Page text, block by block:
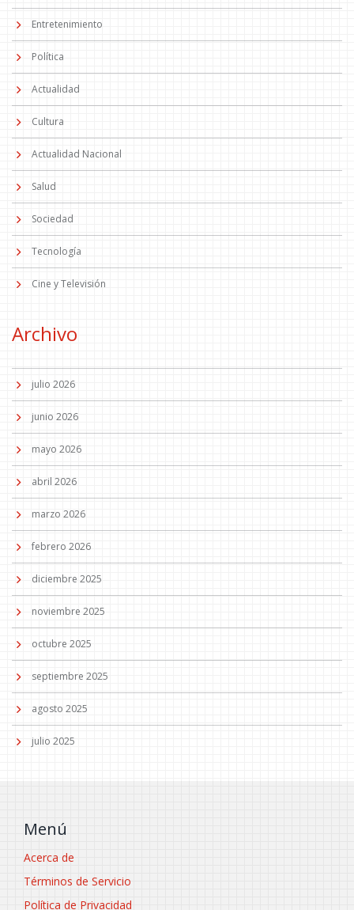
Entretenimiento
Política
Actualidad
Cultura
Actualidad Nacional
Salud
Sociedad
Tecnología
Cine y Televisión
Archivo
julio 2026
junio 2026
mayo 2026
abril 2026
marzo 2026
febrero 2026
diciembre 2025
noviembre 2025
octubre 2025
septiembre 2025
agosto 2025
julio 2025
Menú
Acerca de
Términos de Servicio
Política de Privacidad